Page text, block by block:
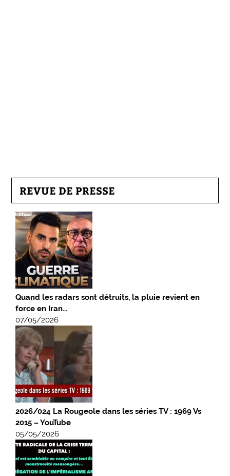
REVUE DE PRESSE
Quand les radars sont détruits, la pluie revient en
force en Iran…
07/05/2026
2026/024 La Rougeole dans les séries TV : 1969 Vs
2015 – YouTube
05/05/2026